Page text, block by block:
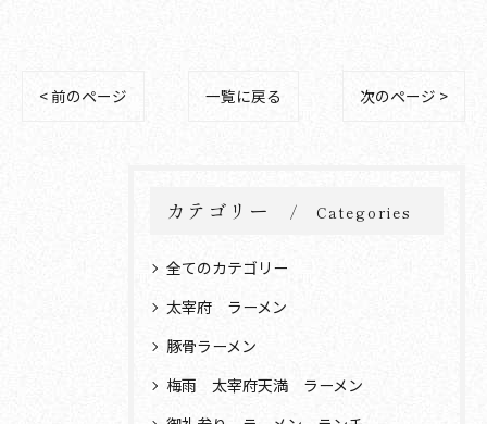
< 前のページ 一覧に戻る 次のページ >
カテゴリー Categories
全てのカテゴリー
太宰府 ラーメン
豚骨ラーメン
梅雨 太宰府天満 ラーメン